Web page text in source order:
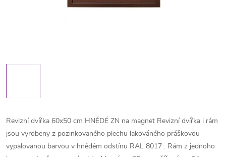
Revizní dvířka 60x50 cm HNĚDÉ ZN na magnet Revizní dvířka i rám
jsou vyrobeny z pozinkovaného plechu lakováného práškovou
vypalovanou barvou v hnědém odstínu RAL 8017 . Rám z jednoho